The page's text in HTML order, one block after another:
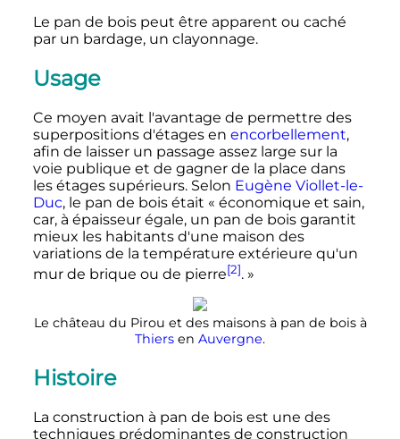
Le pan de bois peut être apparent ou caché
par un bardage, un clayonnage.
Usage
Ce moyen avait l'avantage de permettre des
superpositions d'étages en encorbellement,
afin de laisser un passage assez large sur la
voie publique et de gagner de la place dans
les étages supérieurs. Selon Eugène Viollet-le-
Duc, le pan de bois était « économique et sain,
car, à épaisseur égale, un pan de bois garantit
mieux les habitants d'une maison des
variations de la température extérieure qu'un
mur de brique ou de pierre[2]. »
Le château du Pirou et des maisons à pan de bois à
Thiers en Auvergne.
Histoire
La construction à pan de bois est une des
techniques prédominantes de construction